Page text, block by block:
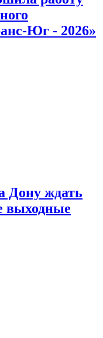
Юг - 2026»
Дону ждать
выходные